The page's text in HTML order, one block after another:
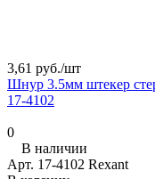
3,61 руб./шт
Шнур 3.5мм штекер
17-4102
0
В наличии
Арт. 17-4102 Rexant